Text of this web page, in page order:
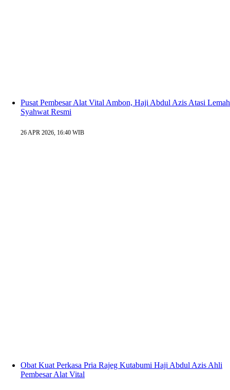
Pusat Pembesar Alat Vital Ambon, Haji Abdul Azis Atasi Lemah
Syahwat Resmi
26 APR 2026, 16:40 WIB
Obat Kuat Perkasa Pria Rajeg Kutabumi Haji Abdul Azis Ahli
Pembesar Alat Vital